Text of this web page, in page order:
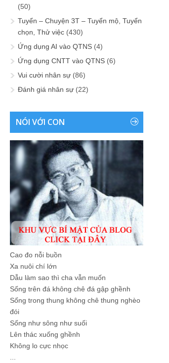
(50)
Tuyển – Chuyện 3T – Tuyển mộ, Tuyển
chọn, Thử việc (430)
Ứng dụng AI vào QTNS (4)
Ứng dụng CNTT vào QTNS (6)
Vui cười nhân sự (86)
Đánh giá nhân sự (22)
NÓI VỚI CON
Cao đo nỗi buồn
Xa nuôi chí lớn
Dẫu làm sao thì cha vẫn muốn
Sống trên đá không chê đá gập ghềnh
Sống trong thung không chê thung nghèo
đói
Sống như sông như suối
Lên thác xuống ghềnh
Không lo cực nhọc